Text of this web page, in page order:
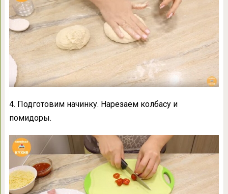
4. Подготовим начинку. Нарезаем колбасу и
помидоры.